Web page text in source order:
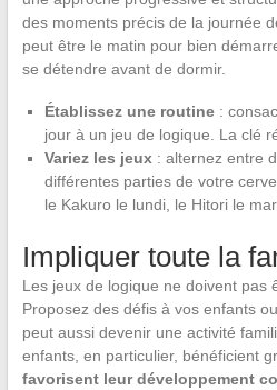
des moments précis de la journée
peut être le matin pour bien
se détendre avant de dormir.
Établissez une routine:
jour à un jeu de logique. La clé
Variez les jeux: alternez entre
différentes parties de votre
le Kakuro le lundi, le Hitori le
Impliquer toute la
Les jeux de logique ne doivent pas
Proposez des défis à vos enfants
peut aussi devenir une activité
enfants, en particulier, bénéficient
favorisent leur développement